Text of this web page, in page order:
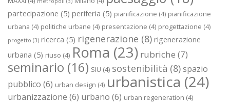
partecipazione (5) periferia (5) pianificazione (4) pianificazione
urbana (4) politiche urbane (4) presentazione (4) progettazione (4)
progetto (3) ricerca (5) rigenerazione (8) rigenerazione
urbana (5) riuso (4) Roma (23) rubriche (7)
seminario (16) SIU (4) sostenibilità (8)spazio
pubblico (6) urban design (4) urbanistica (24)
urbanizzazione (6) urbano (6) urban regeneration (4)